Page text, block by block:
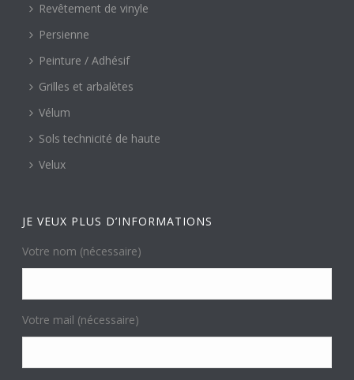
Revêtement de vinyle
Persienne
Peinture / Adhésif
Grilles et arbalètes
Vélum
Sols technicité de haute
Velux
JE VEUX PLUS D’INFORMATIONS
Votre nom (nécessaire)
Votre mail (nécessaire)